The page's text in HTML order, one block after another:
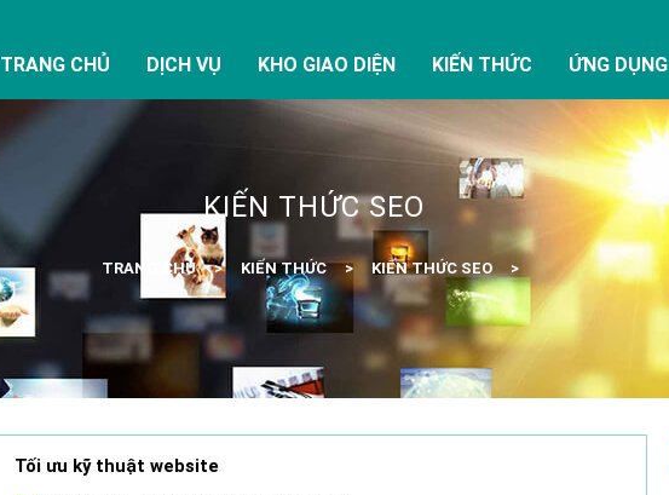
TRANG CHỦ DỊCH VỤ KHO GIAO DIỆN KIẾN THỨC ỨNG DỤNG
KIẾN THỨC SEO
TRANG CHỦ KIẾN THỨC KIẾN THỨC SEO
Tối ưu kỹ thuật website